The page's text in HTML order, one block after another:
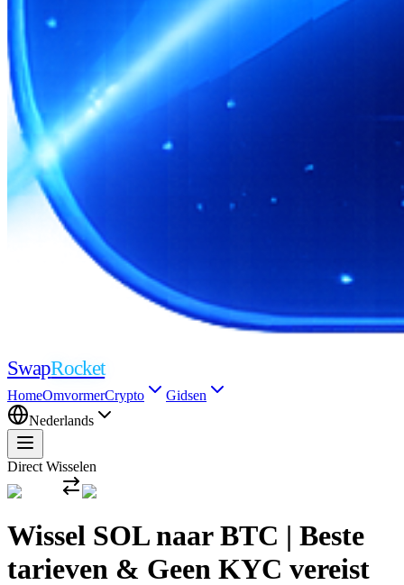
SwapRocket
HomeOmvormerCrypto
Gidsen
Nederlands
Direct Wisselen
Wissel SOL naar BTC | Beste
tarieven & Geen KYC vereist